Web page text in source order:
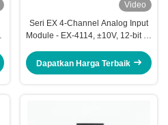
Video
Seri EX 4-Channel Analog Input
Module - EX-4114, ±10V, 12-bit AI
for Industrial Automation
Dapatkan Harga Terbaik